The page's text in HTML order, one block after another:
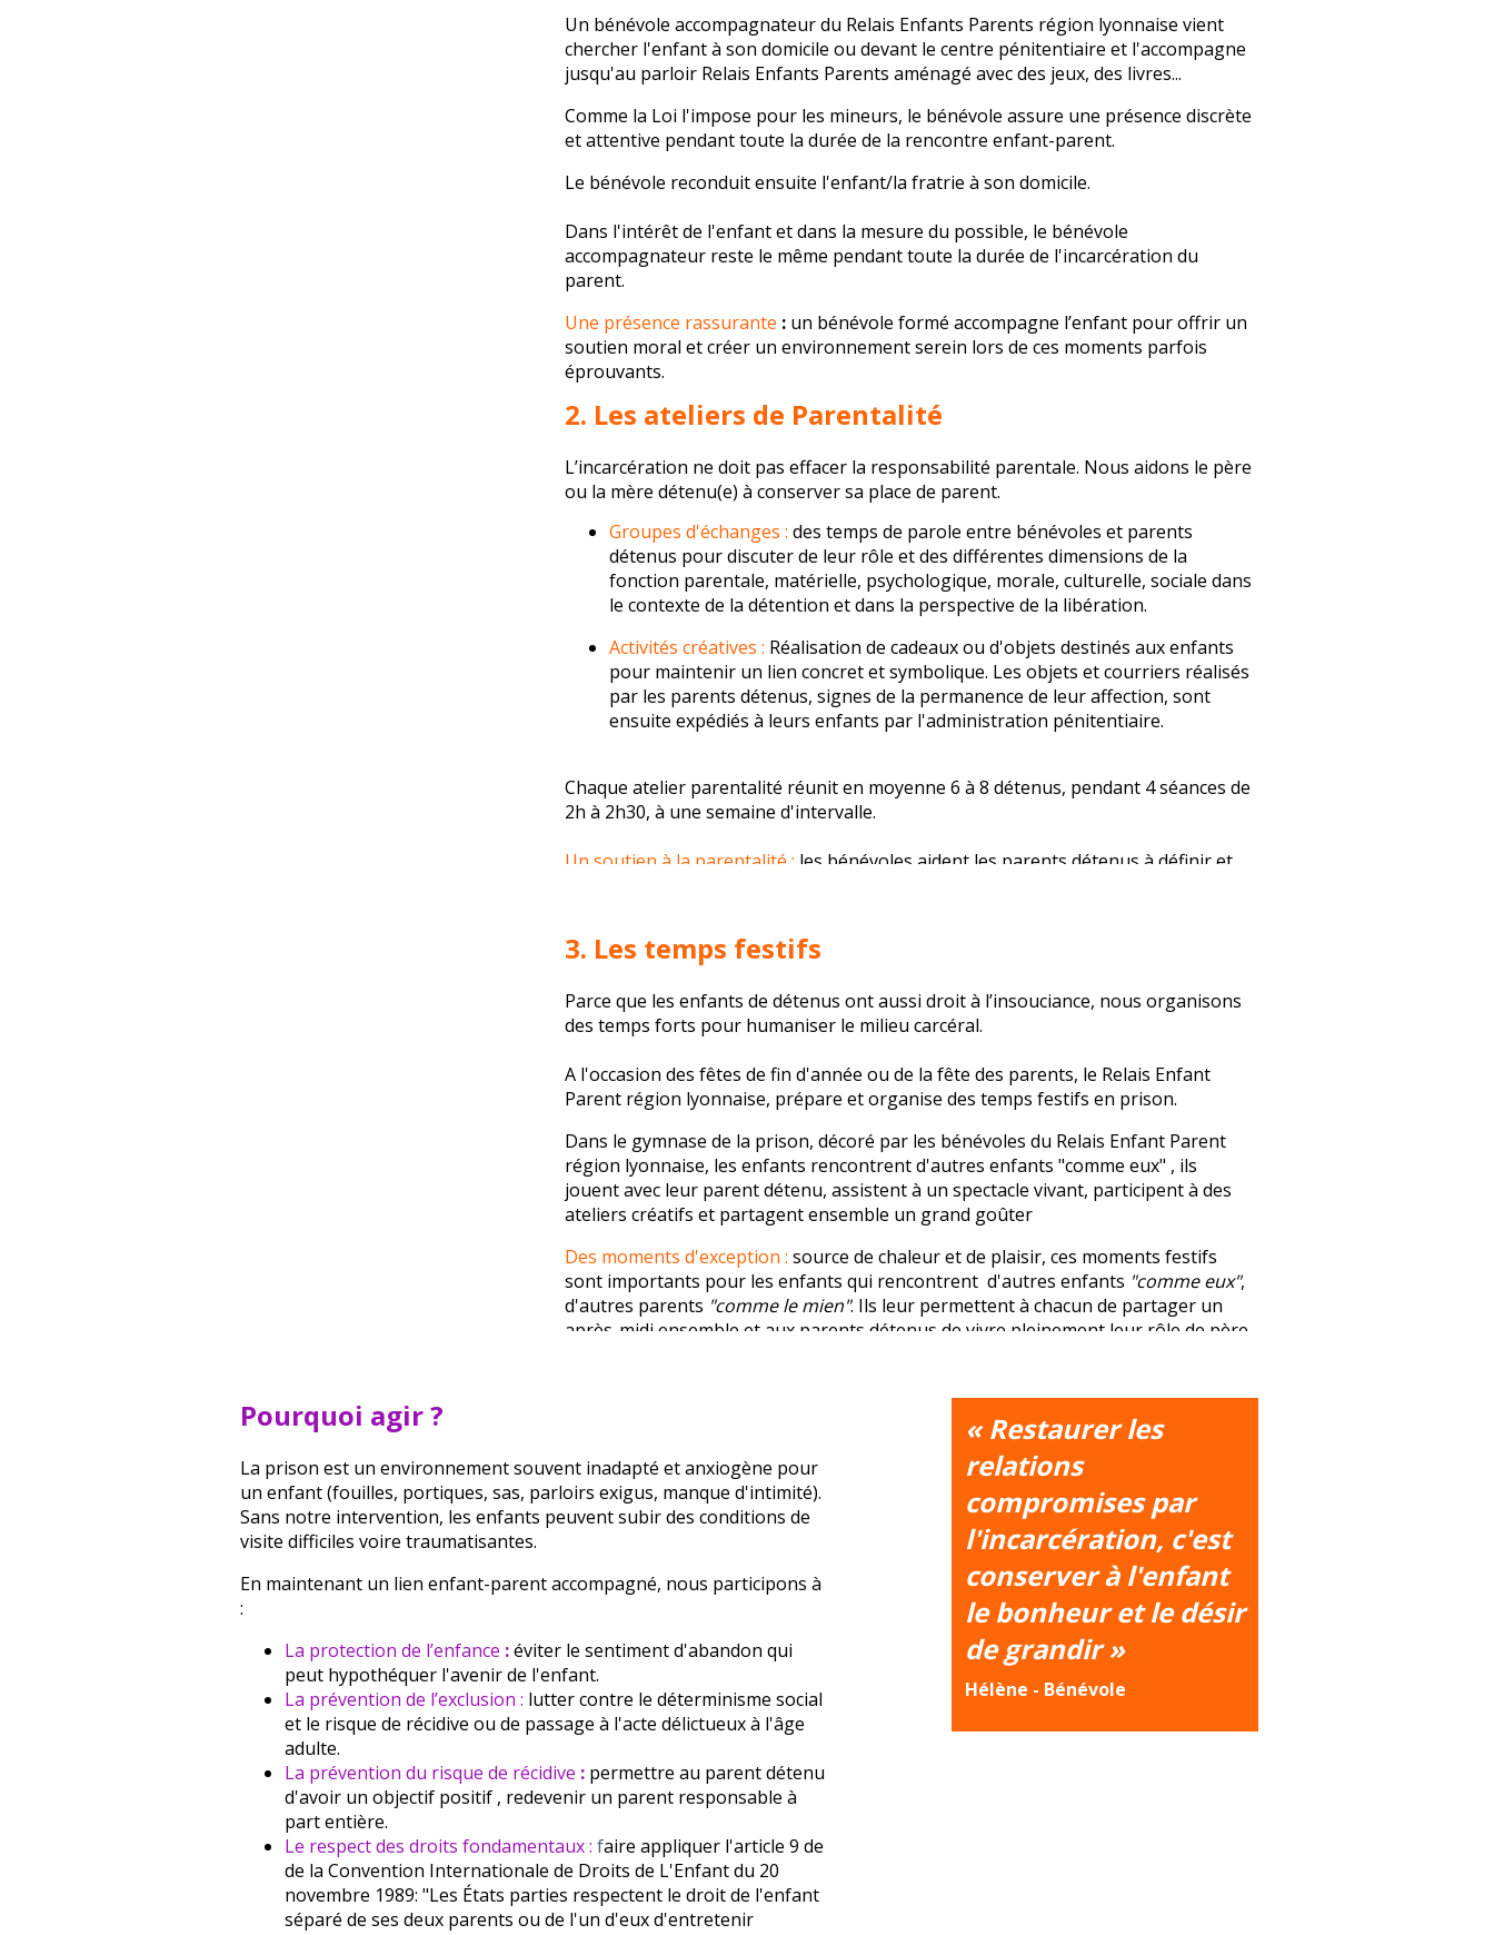
Un bénévole accompagnateur du Relais Enfants Parents région lyonnaise vient
chercher l'enfant à son domicile ou devant le centre pénitentiaire et l'accompagne
jusqu'au parloir Relais Enfants Parents aménagé avec des jeux, des livres...
Comme la Loi l'impose pour les mineurs, le bénévole assure une présence discrète
et attentive pendant toute la durée de la rencontre enfant-parent.
Le bénévole reconduit ensuite l'enfant/la fratrie à son domicile.
Dans l'intérêt de l'enfant et dans la mesure du possible, le bénévole
accompagnateur reste le même pendant toute la durée de l'incarcération du
parent.
Une présence rassurante : un bénévole formé accompagne l’enfant pour offrir un
soutien moral et créer un environnement serein lors de ces moments parfois
éprouvants.
2. Les ateliers de Parentalité
L’incarcération ne doit pas effacer la responsabilité parentale. Nous aidons le père
ou la mère détenu(e) à conserver sa place de parent.
Groupes d'échanges : des temps de parole entre bénévoles et parents
détenus pour discuter de leur rôle et des différentes dimensions de la
fonction parentale, matérielle, psychologique, morale, culturelle, sociale dans
le contexte de la détention et dans la perspective de la libération.
Activités créatives : Réalisation de cadeaux ou d'objets destinés aux enfants
pour maintenir un lien concret et symbolique. Les objets et courriers réalisés
par les parents détenus, signes de la permanence de leur affection, sont
ensuite expédiés à leurs enfants par l'administration pénitentiaire.
Chaque atelier parentalité réunit en moyenne 6 à 8 détenus, pendant 4 séances de
2h à 2h30, à une semaine d'intervalle.
Un soutien à la parentalité : les bénévoles aident les parents détenus à définir et
3. Les temps festifs
Parce que les enfants de détenus ont aussi droit à l’insouciance, nous organisons
des temps forts pour humaniser le milieu carcéral.
A l'occasion des fêtes de fin d'année ou de la fête des parents, le Relais Enfant
Parent région lyonnaise, prépare et organise des temps festifs en prison.
Dans le gymnase de la prison, décoré par les bénévoles du Relais Enfant Parent
région lyonnaise, les enfants rencontrent d'autres enfants "comme eux" , ils
jouent avec leur parent détenu, assistent à un spectacle vivant, participent à des
ateliers créatifs et partagent ensemble un grand goûter
Des moments d'exception : source de chaleur et de plaisir, ces moments festifs
sont importants pour les enfants qui rencontrent d'autres enfants "comme eux",
d'autres parents "comme le mien". Ils leur permettent à chacun de partager un
après-midi ensemble et aux parents détenus de vivre pleinement leur rôle de père
Pourquoi agir ?
La prison est un environnement souvent inadapté et anxiogène pour
un enfant (fouilles, portiques, sas, parloirs exigus, manque d'intimité).
Sans notre intervention, les enfants peuvent subir des conditions de
visite difficiles voire traumatisantes.
En maintenant un lien enfant-parent accompagné, nous participons à
:
La protection de l’enfance :éviter le sentiment d'abandon qui
peut hypothéquer l'avenir de l'enfant.
La prévention de l’exclusion : lutter contre le déterminisme social
et le risque de récidive ou de passage à l'acte délictueux à l'âge
adulte.
La prévention du risque de récidive : permettre au parent détenu
d'avoir un objectif positif , redevenir un parent responsable à
part entière.
Le respect des droits fondamentaux : faire appliquer l'article 9 de
de la Convention Internationale de Droits de L'Enfant du 20
novembre 1989: "Les États parties respectent le droit de l'enfant
séparé de ses deux parents ou de l'un d'eux d'entretenir
« Restaurer les
relations
compromises par
l'incarcération, c'est
conserver à l'enfant
le bonheur et le désir
de grandir »
Hélène - Bénévole